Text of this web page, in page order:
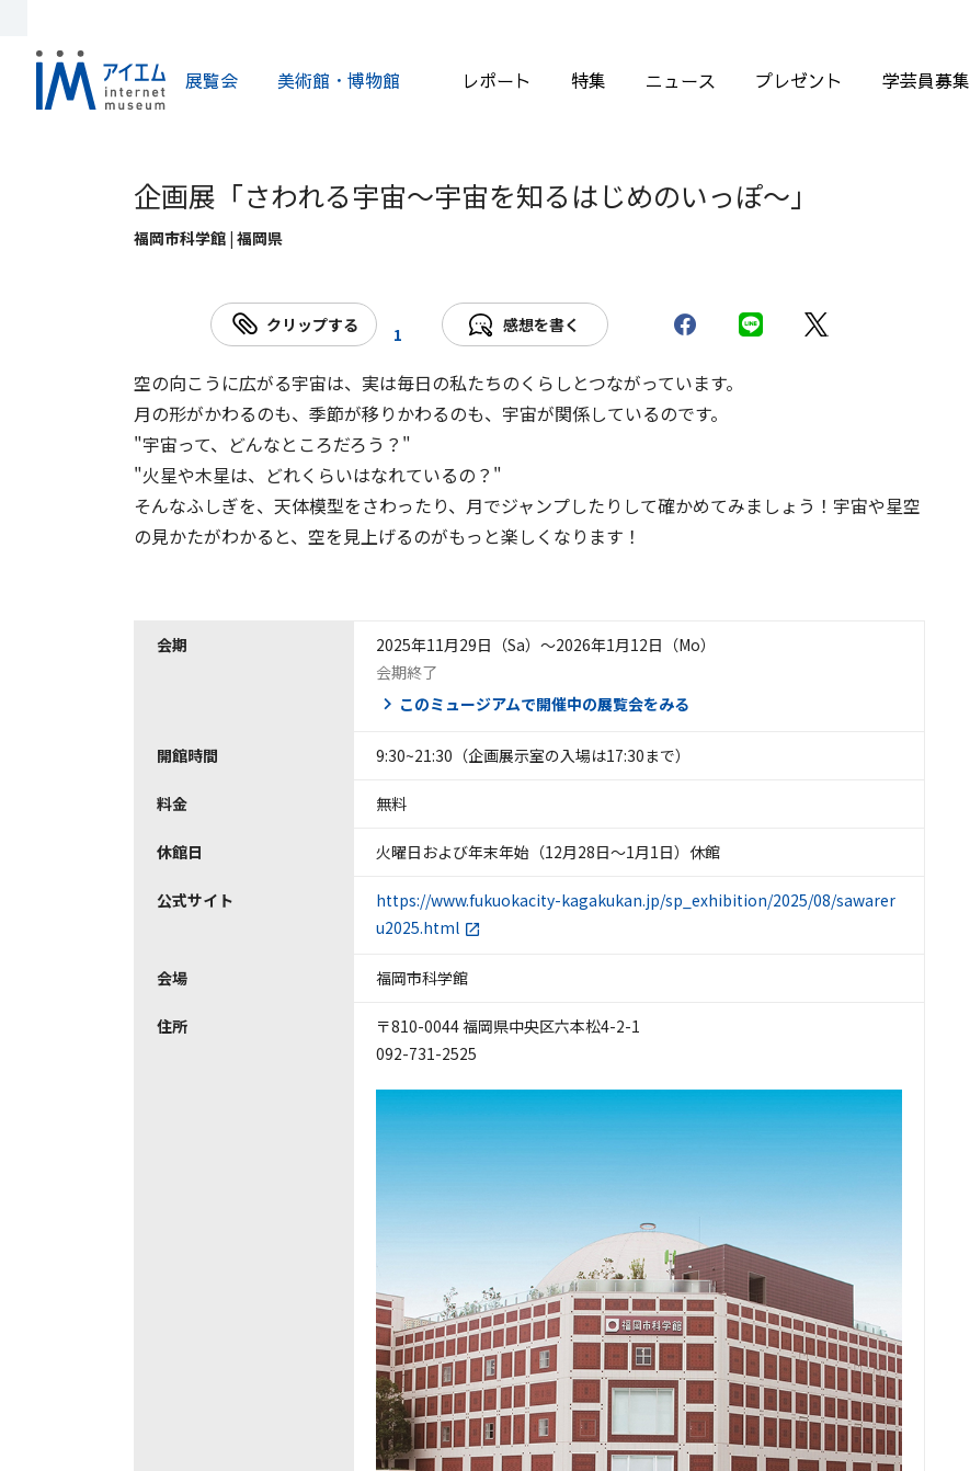
展覧会 美術館・博物館 レポート 特集 ニュース プレゼント 学芸員募集
企画展「さわれる宇宙～宇宙を知るはじめのいっぽ～」
福岡市科学館 | 福岡県
クリップする 1 感想を書く
空の向こうに広がる宇宙は、実は毎日の私たちのくらしとつながっています。
月の形がかわるのも、季節が移りかわるのも、宇宙が関係しているのです。
"宇宙って、どんなところだろう？"
"火星や木星は、どれくらいはなれているの？"
そんなふしぎを、天体模型をさわったり、月でジャンプしたりして確かめてみましょう！宇宙や星空
の見かたがわかると、空を見上げるのがもっと楽しくなります！
会期
2025年11月29日（Sa）〜2026年1月12日（Mo）
会期終了
このミュージアムで開催中の展覧会をみる
開館時間 9:30~21:30（企画展示室の入場は17:30まで）
料金 無料
休館日 火曜日および年末年始（12月28日～1月1日）休館
公式サイト
https://www.fukuokacity-kagakukan.jp/sp_exhibition/2025/08/sawarer
u2025.html
会場 福岡市科学館
住所
〒810-0044 福岡県中央区六本松4-2-1
092-731-2525